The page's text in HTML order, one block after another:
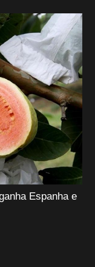
Espanha e